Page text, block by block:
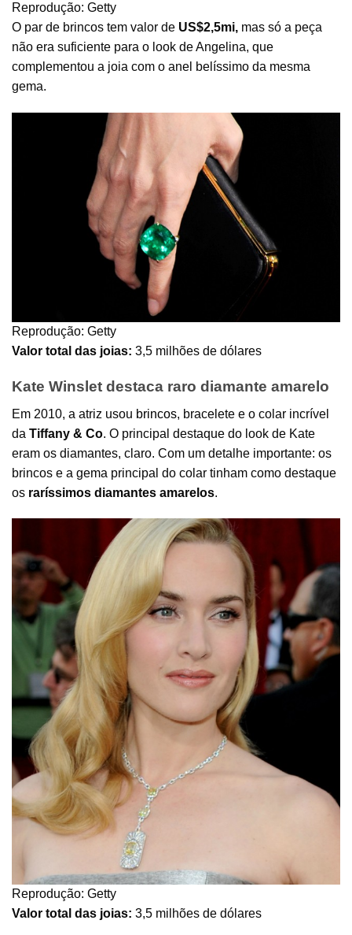
Reprodução: Getty
O par de brincos tem valor de US$2,5mi, mas só a peça
não era suficiente para o look de Angelina, que
complementou a joia com o anel belíssimo da mesma
gema.
Reprodução: Getty
Valor total das joias: 3,5 milhões de dólares
Kate Winslet destaca raro diamante amarelo
Em 2010, a atriz usou brincos, bracelete e o colar incrível
da Tiffany & Co. O principal destaque do look de Kate
eram os diamantes, claro. Com um detalhe importante: os
brincos e a gema principal do colar tinham como destaque
os raríssimos diamantes amarelos.
Reprodução: Getty
Valor total das joias: 3,5 milhões de dólares